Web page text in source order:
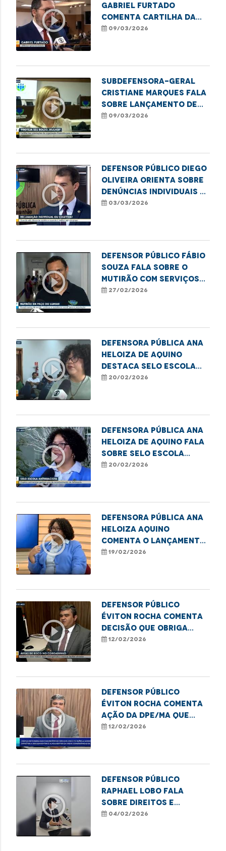
play_circle_outline
Gabriel Furtado
comenta cartilha da
DPE/MA sobre educação
09/03/2026
play_circle_outline
Subdefensora-geral
Cristiane Marques fala
sobre lançamento de
cartilha financeira
09/03/2026
play_circle_outline
Defensor público Diego
Oliveira orienta sobre
denúncias individuais e
coletivas
03/03/2026
play_circle_outline
Defensor Público Fábio
Souza fala sobre o
mutirão com serviços
para moradores em
Paço do Lumiar
27/02/2026
play_circle_outline
Defensora Pública Ana
Heloiza de Aquino
destaca Selo Escola
Antirracista em
20/02/2026
play_circle_outline
Defensora Pública Ana
Heloiza de Aquino fala
sobre Selo Escola
Antirracista em
20/02/2026
play_circle_outline
Defensora pública Ana
Heloiza Aquino
comenta o lançamento
do Selo Escola
19/02/2026
play_circle_outline
Defensor público
Éviton Rocha comenta
decisão que obriga
obras emergenciais no
12/02/2026
play_circle_outline
Defensor Público
Éviton Rocha comenta
ação da DPE/MA que
garante obras e
12/02/2026
play_circle_outline
Defensor Público
Raphael Lobo fala
sobre direitos e
deveres na pensão
04/02/2026